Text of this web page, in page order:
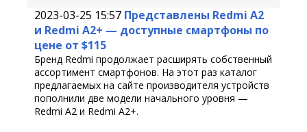
2023-03-25 15:57 Представлены Redmi A2
и Redmi A2+ — доступные смартфоны по
цене от $115
Бренд Redmi продолжает расширять собственный
ассортимент смартфонов. На этот раз каталог
предлагаемых на сайте производителя устройств
пополнили две модели начального уровня —
Redmi A2 и Redmi A2+.